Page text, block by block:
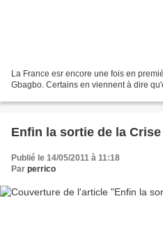
La France esr encore une fois en
Gbagbo. Certains en viennent à dire
Enfin la sortie de la
Publié le 14/05/2011 à 11:18
Par perrico